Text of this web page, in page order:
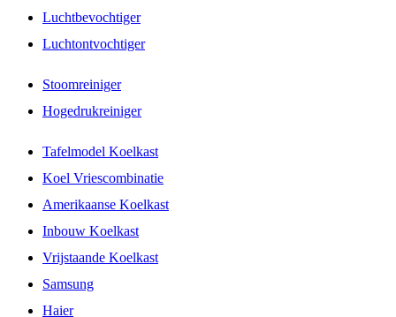
Luchtbevochtiger
Luchtontvochtiger
Stoomreiniger
Hogedrukreiniger
Tafelmodel Koelkast
Koel Vriescombinatie
Amerikaanse Koelkast
Inbouw Koelkast
Vrijstaande Koelkast
Samsung
Haier